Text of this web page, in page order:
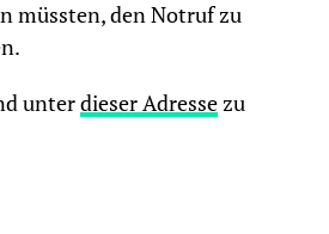
müssten, den Notruf zu
unterdieser Adressezu